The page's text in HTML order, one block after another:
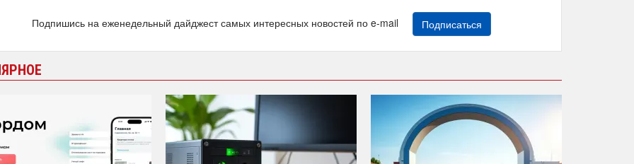
Подпишись на еженедельный дайджест самых интересных новостей по e-mail Подписаться